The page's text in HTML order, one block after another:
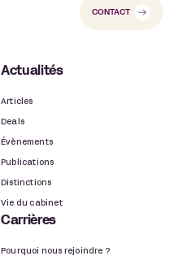
CONTACT
Actualités
Articles
Deals
Évènements
Publications
Distinctions
Vie du cabinet
Carrières
Pourquoi nous rejoindre ?